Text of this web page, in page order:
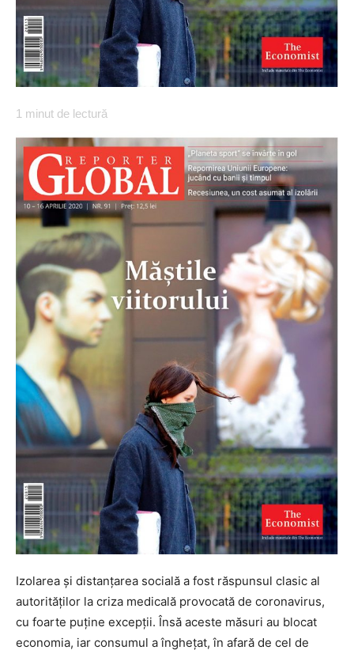
1 minut de lectură
Izolarea și distanțarea socială a fost răspunsul clasic al
autorităților la criza medicală provocată de coronavirus,
cu foarte puține excepții. Însă aceste măsuri au blocat
economia, iar consumul a înghețat, în afară de cel de